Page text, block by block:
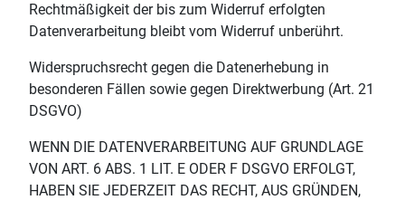
Rechtmäßigkeit der bis zum Widerruf erfolgten
Datenverarbeitung bleibt vom Widerruf unberührt.
Widerspruchsrecht gegen die Datenerhebung in
besonderen Fällen sowie gegen Direktwerbung (Art. 21
DSGVO)
WENN DIE DATENVERARBEITUNG AUF GRUNDLAGE
VON ART. 6 ABS. 1 LIT. E ODER F DSGVO ERFOLGT,
HABEN SIE JEDERZEIT DAS RECHT, AUS GRÜNDEN,